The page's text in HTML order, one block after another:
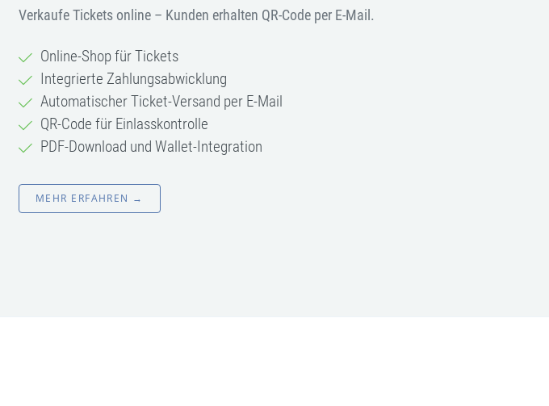
Verkaufe Tickets online – Kunden erhalten QR-Code per E-Mail.
Online-Shop für Tickets
Integrierte Zahlungsabwicklung
Automatischer Ticket-Versand per E-Mail
QR-Code für Einlasskontrolle
PDF-Download und Wallet-Integration
MEHR ERFAHREN →